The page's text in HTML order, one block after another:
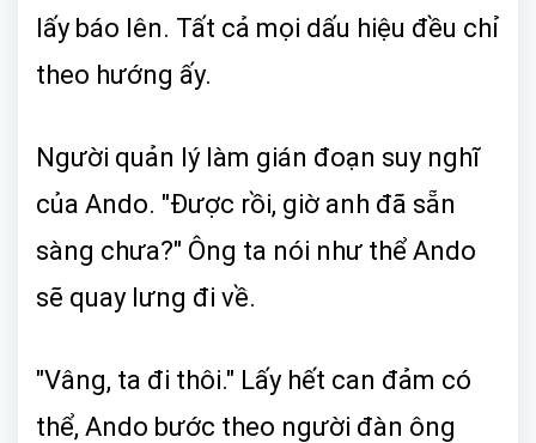
lấy báo lên. Tất cả mọi dấu hiệu đều chỉ
theo hướng ấy.
Người quản lý làm gián đoạn suy nghĩ
của Ando. "Được rồi, giờ anh đã sẵn
sàng chưa?" Ông ta nói như thể Ando
sẽ quay lưng đi về.
"Vâng, ta đi thôi." Lấy hết can đảm có
thể, Ando bước theo người đàn ông